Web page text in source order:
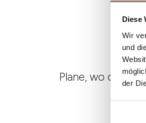
Diese
Wir
und
der
Plane, wo du